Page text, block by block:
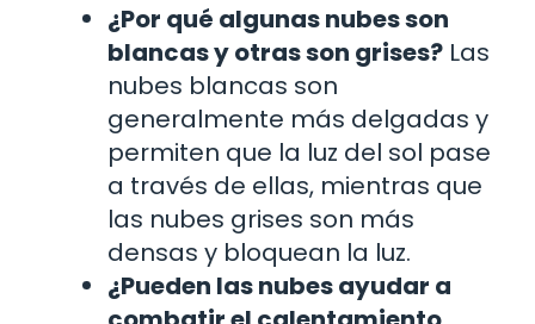
¿Por qué algunas nubes son
blancas y otras son grises? Las
nubes blancas son
generalmente más delgadas y
permiten que la luz del sol pase
a través de ellas, mientras que
las nubes grises son más
densas y bloquean la luz.
¿Pueden las nubes ayudar a